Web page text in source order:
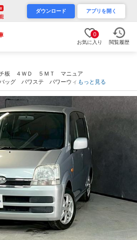
ダウンロード アプリを開く
0
お気に入り 閲覧履歴
板 ４ＷＤ ５ＭＴ マニュア
ッグ パワステ パワーウィンもっと見る